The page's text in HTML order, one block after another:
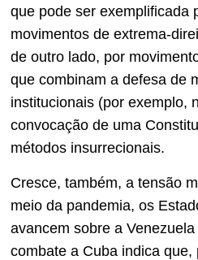
que pode ser exemplificada
movimentos de extrema-
de outro lado, por
que combinam a defesa de
institucionais (por exemplo,
convocação de uma
métodos insurrecionais.
Cresce, também, a tensão
meio da pandemia, os
avancem sobre a
combate a Cuba indica que,